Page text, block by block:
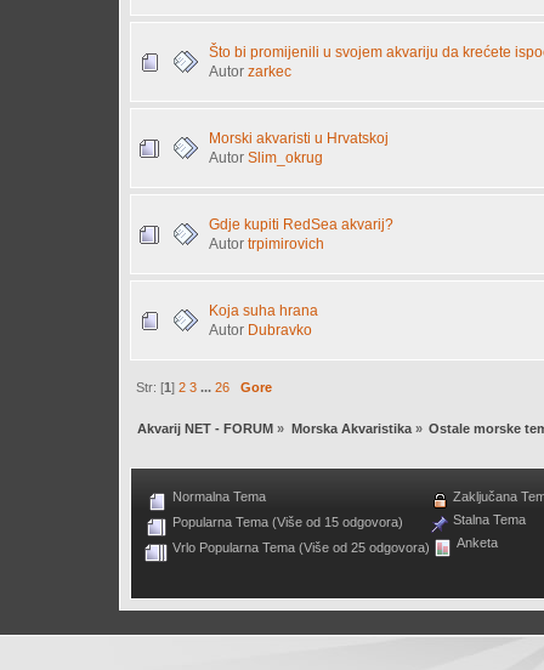
Što bi promijenili u svojem akvariju da krećete
Autor zarkec
Morski akvaristi u Hrvatskoj
Autor Slim_okrug
Gdje kupiti RedSea akvarij?
Autor trpimirovich
Koja suha hrana
Autor Dubravko
Str: [1]2 3 ...26 Gore
Akvarij NET - FORUM » Morska Akvaristika» Ostale morske
Normalna Tema
Popularna Tema (Više od 15 odgovora)
Vrlo Popularna Tema (Više od 25 odgovora)
Zaključana
Stalna Tema
Anketa